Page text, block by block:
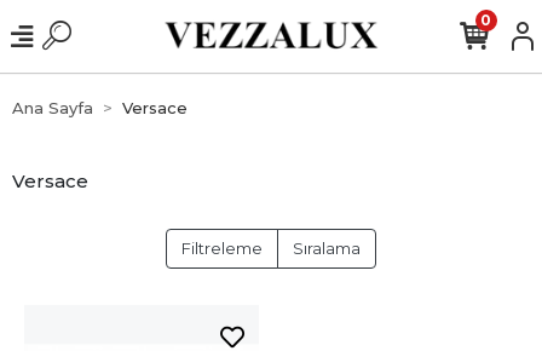
0
Ana Sayfa Versace
Versace
Filtreleme Sıralama